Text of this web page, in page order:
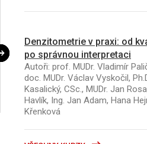
Chronická rana ako
(Marjolinov ulkus)
Denzitometrie v praxi: od
po správnou interpretaci
Autoři: prof. MUDr. Vladimír
doc. MUDr. Václav Vyskočil,
Kasalický, CSc., MUDr. Jan
Havlík, Ing. Jan Adam, Hana
Křenková